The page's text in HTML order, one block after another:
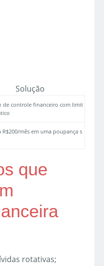
Solução
de controle financeiro com limit
R$200/mês em uma poupança s
que
rotativas;